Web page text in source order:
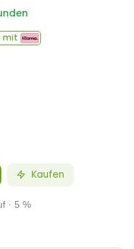
mit
Kaufen
· 5 %